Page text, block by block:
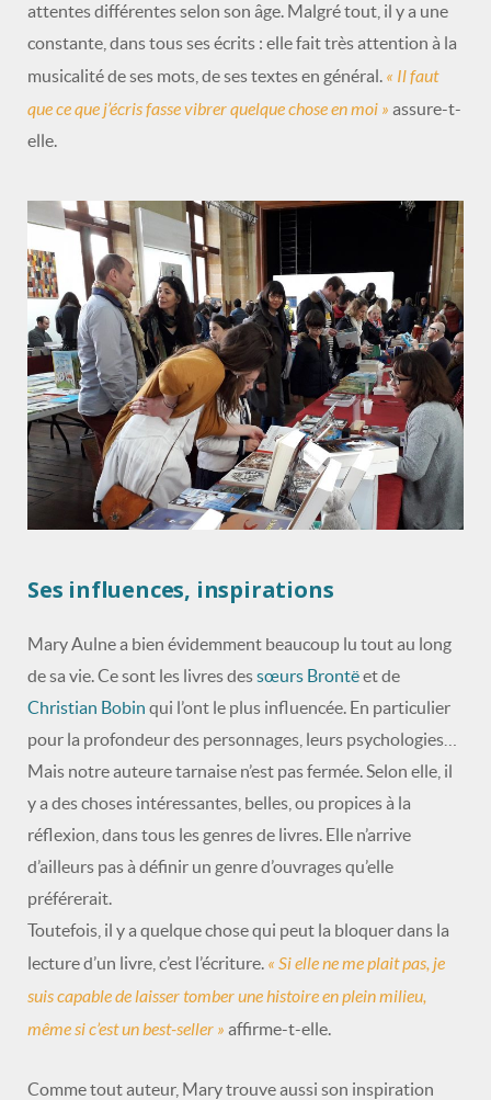
attentes différentes selon son âge. Malgré tout, il y a une
constante, dans tous ses écrits : elle fait très attention à la
musicalité de ses mots, de ses textes en général. « Il faut
que ce que j’écris fasse vibrer quelque chose en moi » assure-t-
elle.
Ses influences, inspirations
Mary Aulne a bien évidemment beaucoup lu tout au long
de sa vie. Ce sont les livres dessœurs Brontëet de
Christian Bobin qui l’ont le plus influencée. En particulier
pour la profondeur des personnages, leurs psychologies…
Mais notre auteure tarnaise n’est pas fermée. Selon elle, il
y a des choses intéressantes, belles, ou propices à la
réflexion, dans tous les genres de livres. Elle n’arrive
d’ailleurs pas à définir un genre d’ouvrages qu’elle
préférerait.
Toutefois, il y a quelque chose qui peut la bloquer dans la
lecture d’un livre, c’est l’écriture. « Si elle ne me plait pas, je
suis capable de laisser tomber une histoire en plein milieu,
même si c’est un best-seller » affirme-t-elle.
Comme tout auteur, Mary trouve aussi son inspiration